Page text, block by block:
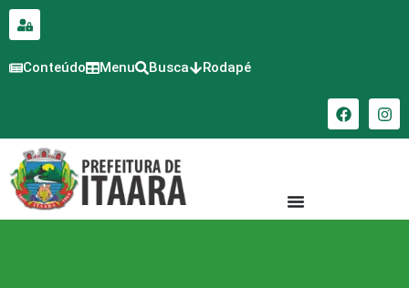
conteúdo
Conteúdo Menu Busca Rodapé